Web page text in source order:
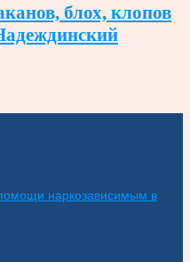
блох, клопов
наркозависимым в